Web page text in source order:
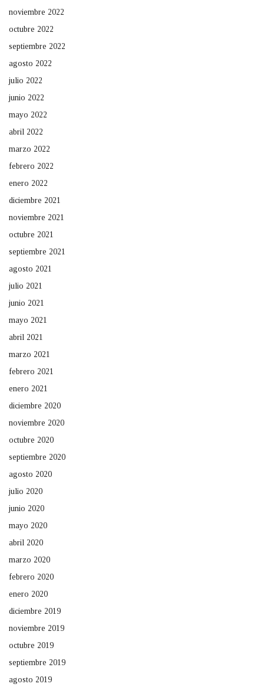
noviembre 2022
octubre 2022
septiembre 2022
agosto 2022
julio 2022
junio 2022
mayo 2022
abril 2022
marzo 2022
febrero 2022
enero 2022
diciembre 2021
noviembre 2021
octubre 2021
septiembre 2021
agosto 2021
julio 2021
junio 2021
mayo 2021
abril 2021
marzo 2021
febrero 2021
enero 2021
diciembre 2020
noviembre 2020
octubre 2020
septiembre 2020
agosto 2020
julio 2020
junio 2020
mayo 2020
abril 2020
marzo 2020
febrero 2020
enero 2020
diciembre 2019
noviembre 2019
octubre 2019
septiembre 2019
agosto 2019